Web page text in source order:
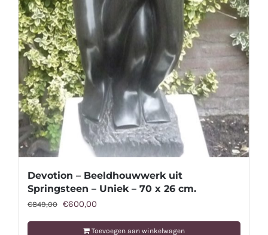
Devotion – Beeldhouwwerk uit
Springsteen – Uniek – 70 x 26 cm.
€849,00 Oorspronkelijke
prijs
€600,00
prijs
Toevoegen aan winkelwagen